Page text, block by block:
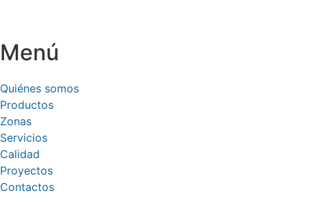
Menú
Quiénes somos
Productos
Zonas
Servicios
Calidad
Proyectos
Contactos